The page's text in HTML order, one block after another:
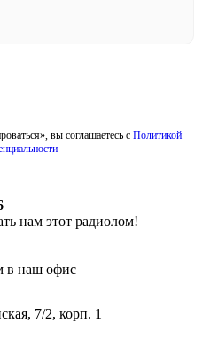
вы соглашаетесь с Политикой
нам этот радиолом!
в наш офис
7/2, корп. 1